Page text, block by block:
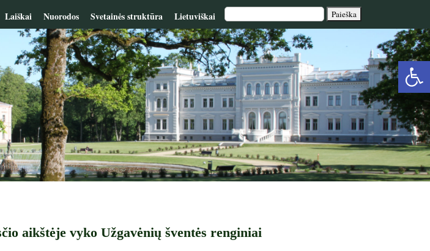
Laiškai Nuorodos Svetainės struktūra Lietuviškai
aikštėje vyko Užgavėnių šventės renginiai